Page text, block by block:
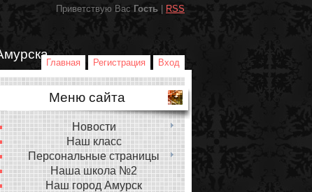
Приветствую Вас Гость RSS
Главная Регистрация Вход
Меню сайта
Новости
Наш класс
Персональные страницы
Наша школа №2
Наш город Амурск